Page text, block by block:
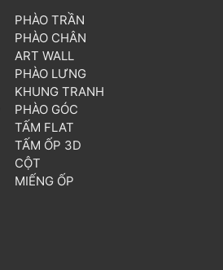
PHÀO TRẦN
PHÀO CHÂN
ART WALL
PHÀO LƯNG
KHUNG TRANH
PHÀO GÓC
TẤM FLAT
TẤM ỐP 3D
CỘT
MIẾNG ỐP